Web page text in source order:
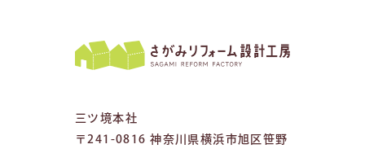
三ツ境本社
〒241-0816 神奈川県横浜市旭区笹野